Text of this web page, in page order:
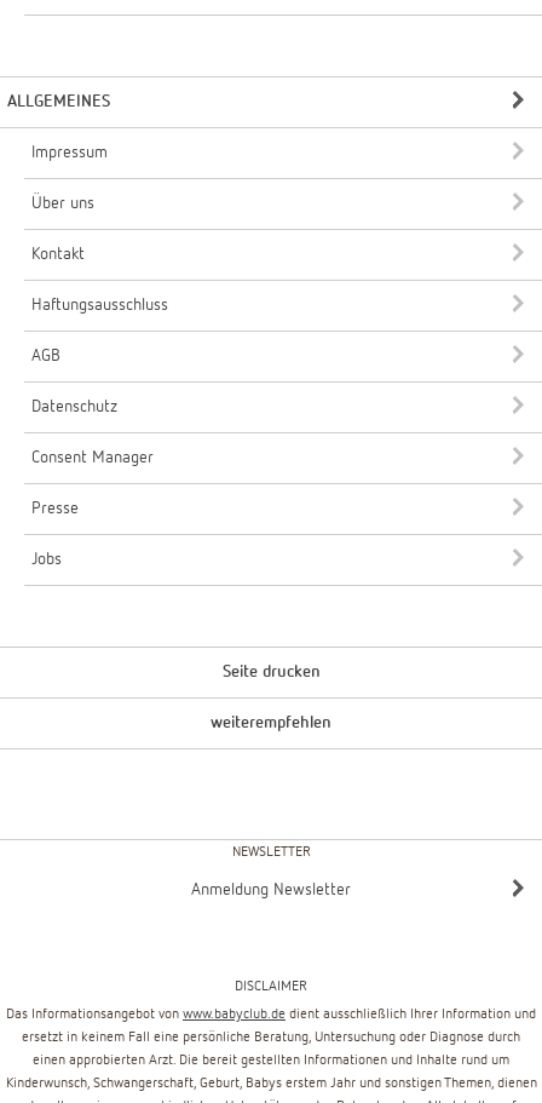
ALLGEMEINES
Impressum
Über uns
Kontakt
Haftungsausschluss
AGB
Datenschutz
Consent Manager
Presse
Jobs
Seite drucken
weiterempfehlen
NEWSLETTER
Anmeldung Newsletter
DISCLAIMER
Das Informationsangebot von www.babyclub.de dient ausschließlich Ihrer Information und
ersetzt in keinem Fall eine persönliche Beratung, Untersuchung oder Diagnose durch
einen approbierten Arzt. Die bereit gestellten Informationen und Inhalte rund um
Kinderwunsch, Schwangerschaft, Geburt, Babys erstem Jahr und sonstigen Themen, dienen